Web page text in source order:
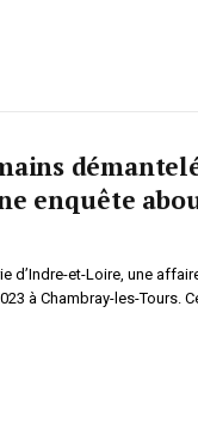
enquête
d’Indre-et-Loire, une
à Chambray-les-Tours.